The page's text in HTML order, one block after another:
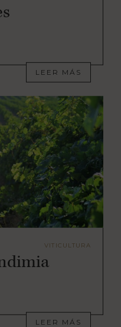
LEER MÁS
VITICULTURA
LEER MÁS